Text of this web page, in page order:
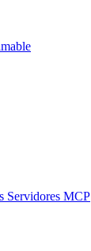
Servidores MCP